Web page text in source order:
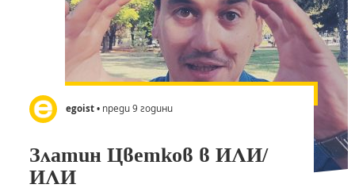
egoist• преди 9 години
Златин Цветков в ИЛИ/
ИЛИ